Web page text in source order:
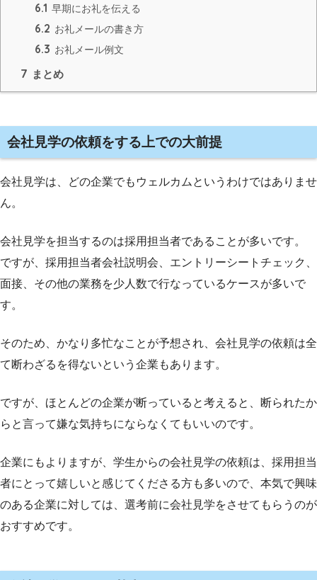
6.1 早期にお礼を伝える
6.2 お礼メールの書き方
6.3 お礼メール例文
7 まとめ
会社見学の依頼をする上での大前提
会社見学は、どの企業でもウェルカムというわけではありませ
ん。
会社見学を担当するのは採用担当者であることが多いです。
ですが、採用担当者会社説明会、エントリーシートチェック、
面接、その他の業務を少人数で行なっているケースが多いで
す。
そのため、かなり多忙なことが予想され、会社見学の依頼は全
て断わざるを得ないという企業もあります。
ですが、ほとんどの企業が断っていると考えると、断られたか
らと言って嫌な気持ちにならなくてもいいのです。
企業にもよりますが、学生からの会社見学の依頼は、採用担当
者にとって嬉しいと感じてくださる方も多いので、本気で興味
のある企業に対しては、選考前に会社見学をさせてもらうのが
おすすめです。